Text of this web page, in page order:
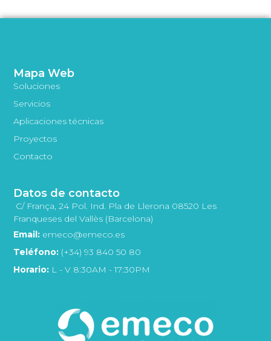
Mapa Web
Soluciones
Servicios
Aplicaciones técnicas
Proyectos
Contacto
Datos de contacto
C/ França, 24 Pol. Ind. Pla de Llerona 08520 Les
Franqueses del Vallès (Barcelona)
Email: emeco@emeco.es
Teléfono: (+34) 93 840 50 80
Horario: L - V 8:30AM - 17:30PM